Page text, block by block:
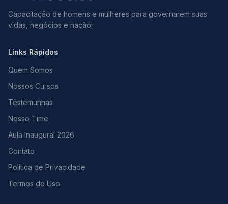
Capacitação de homens e mulheres para governarem suas
vidas, negócios e nação!
Links Rápidos
Quem Somos
Nossos Cursos
Testemunhas
Nosso Time
Aula Inaugural 2026
Contato
Política de Privacidade
Termos de Uso